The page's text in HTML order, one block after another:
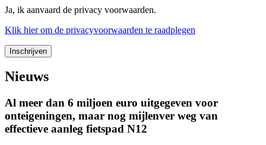
Ja, ik aanvaard de privacy voorwaarden.
Klik hierom de privacyvoorwaarden te raadplegen
Nieuws
Al meer dan 6 miljoen euro uitgegeven voor
onteigeningen, maar nog mijlenver weg van
effectieve aanleg fietspad N12